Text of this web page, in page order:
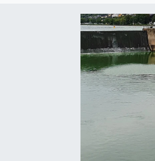
TEKNOLOJİ